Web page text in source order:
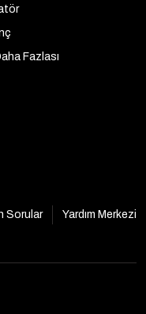
Fazlası
Sorular
Yardım Merkezi